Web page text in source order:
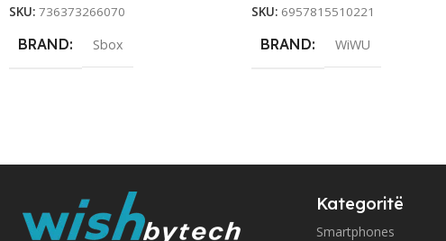
SKU: 736373266070
BRAND Sbox
SKU: 6957815510221
BRAND WiWU
Kategoritë
Smartphones